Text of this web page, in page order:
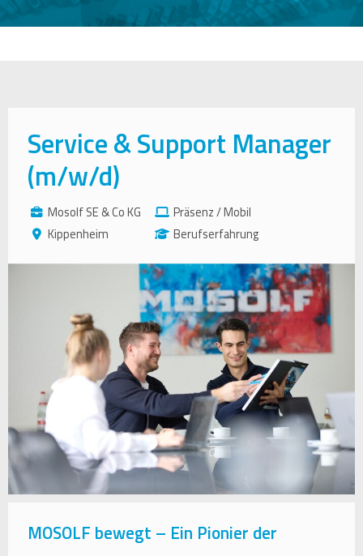
Service & Support Manager
(m/w/d)
Mosolf SE & Co KG
Kippenheim
Präsenz / Mobil
Berufserfahrung
MOSOLF bewegt – Ein Pionier der